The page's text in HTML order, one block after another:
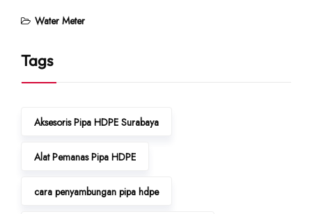
Water Meter
Tags
Aksesoris Pipa HDPE Surabaya
Alat Pemanas Pipa HDPE
cara penyambungan pipa hdpe